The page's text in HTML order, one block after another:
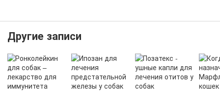
Другие записи